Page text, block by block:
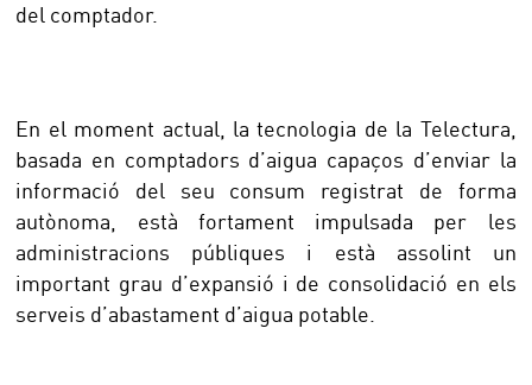
del comptador.
En el moment actual, la tecnologia de la Telectura,
basada en comptadors d’aigua capaços d’enviar la
informació del seu consum registrat de forma
autònoma, està fortament impulsada per les
administracions públiques i està assolint un
important grau d’expansió i de consolidació en els
serveis d’abastament d’aigua potable.